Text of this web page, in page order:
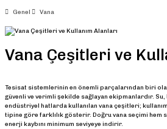
Genel Vana
Vana Çeşitleri ve
Tesisat sistemlerinin en önemli parçalarından biri
güvenli ve verimli şekilde sağlayan ekipmanlardır. Su,
endüstriyel hatlarda kullanılan vana çeşitleri; kullanım
tipine göre farklılık gösterir. Doğru vana seçimi hem
enerji kaybını minimum seviyeye indirir.